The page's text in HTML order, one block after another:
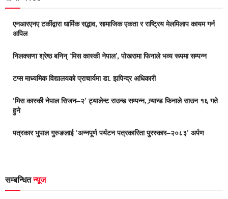
एनआरएनए टर्कीद्वारा धार्मिक सद्भाव, सामाजिक एकता र राष्ट्रिय मेलमिलाप कायम गर्न
अपिल
निलक्सणा श्रेष्ठ बनिन् ‘मिस कास्की नेपाल’, पोखरामा फिनाले भव्य रूपमा सम्पन्न
टप्स माध्यमिक विद्यालयको प्राचार्यमा डा. झपिन्द्र अधिकारी
‘मिस कास्की नेपाल सिजन–२’ ट्यालेन्ट राउन्ड सम्पन्न, ग्र्यान्ड फिनाले साउन १६ गते
हुने
पत्रकार भुपाल गुरुङलाई ‘अन्नपूर्ण पर्यटन पत्रकारिता पुरस्कार–२०८३’ अर्पण
सम्बन्धितन्यूज